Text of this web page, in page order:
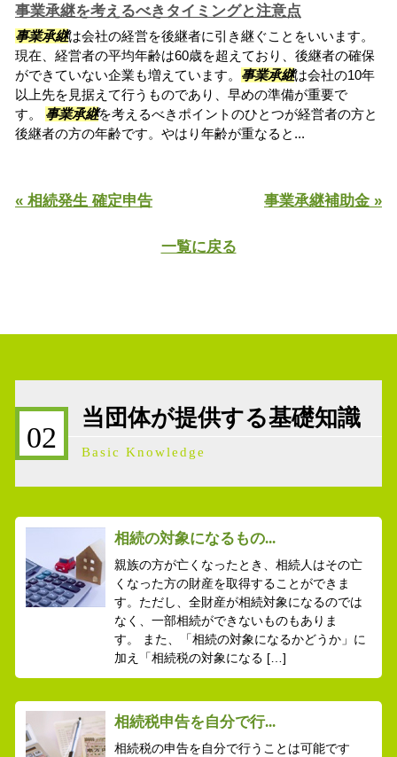
事業承継を考えるべきタイミングと注意点
事業承継は会社の経営を後継者に引き継ぐことをいいます。
現在、経営者の平均年齢は60歳を超えており、後継者の確保
ができていない企業も増えています。 事業承継は会社の10年
以上先を見据えて行うものであり、早めの準備が重要で
す。 事業承継を考えるべきポイントのひとつが経営者の方と
後継者の方の年齢です。やはり年齢が重なると...
« 相続発生 確定申告 事業承継補助金 »
一覧に戻る
02
当団体が提供する基礎知識
Basic Knowledge
相続の対象になるもの...
親族の方が亡くなったとき、相続人はその亡
くなった方の財産を取得することができま
す。ただし、全財産が相続対象になるのでは
なく、一部相続ができないものもありま
す。 また、「相続の対象になるかどうか」に
加え「相続税の対象になる […]
相続税申告を自分で行...
相続税の申告を自分で行うことは可能です